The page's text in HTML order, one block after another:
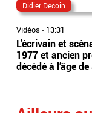
Didier Decoin
Vidéos - 13:31
L’écrivain et
1977 et ancien
décédé à l’âge